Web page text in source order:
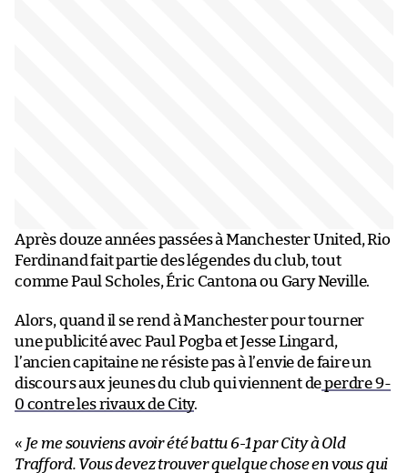
Après douze années passées à Manchester United, Rio
Ferdinand fait partie des légendes du club, tout
comme Paul Scholes, Éric Cantona ou Gary Neville.
Alors, quand il se rend à Manchester pour tourner
une publicité avec Paul Pogba et Jesse Lingard,
l’ancien capitaine ne résiste pas à l’envie de faire un
discours aux jeunes du club qui viennent deperdre 9-
0 contre les rivaux de City.
« Je me souviens avoir été battu 6-1 par City à Old
Trafford. Vous devez trouver quelque chose en vous qui